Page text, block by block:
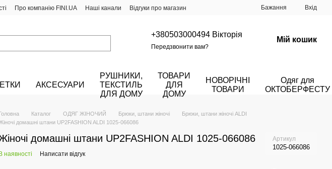
Про компанію FINI.UA Наші канали Відгуки про магазин Бажання Вхід
+380503000494 Вікторія
Передзвонити вам?
Мій кошик
АКСЕСУАРИ
РУШНИКИ,
ТЕКСТИЛЬ
ДЛЯ ДОМУ
ТОВАРИ
ДЛЯ
ДОМУ
НОВОРІЧНІ
ТОВАРИ
Одяг для
ОКТОБЕРФЕСТУ
Каталог ОДЯГ ЖІНОЧИЙ Брюки, штани жіночі
Брюки, штани жіночі ALDI
домашні штани UP2FASHION ALDI 1025-066086
домашні штани UP2FASHION ALDI 1025-066086 Артикул
1025-066086
В наявності Написати відгук